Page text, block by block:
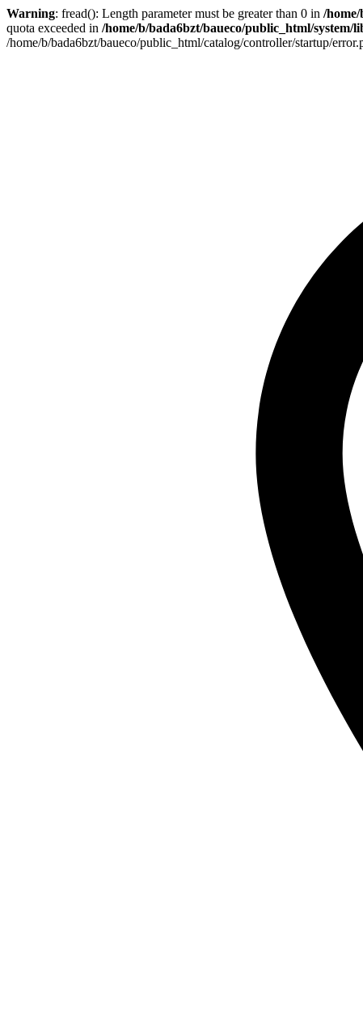
Warning: fread(): Length parameter must be greater than 0 in /
quota exceeded in /home/b/bada6bzt/baueco/public_html/system/
/home/b/bada6bzt/baueco/public_html/catalog/controller/startup/